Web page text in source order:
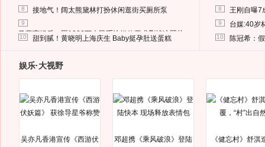
8 接地气！阔太熊黛林打扮休闲逛街买厕所泵
9
马蓉离婚后，砸1000万人民币给媒体要求删掉这照片
10 甜到腻！黄晓明上海庆生 Baby挺孕肚送蛋糕
8 王刚自曝7
9 台媒:40岁
10 陈冠希：
娱乐·大视野
吴亦凡香港宣传《西游伏
邓超携《乘风破浪》登陆
《健忘村》舒淇